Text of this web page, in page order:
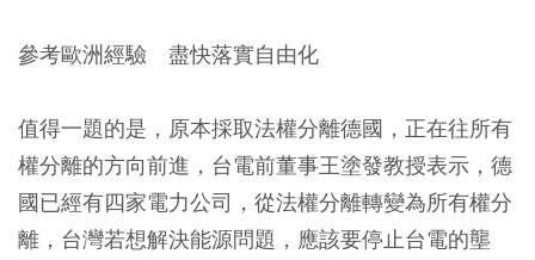
參考歐洲經驗 盡快落實自由化
值得一題的是，原本採取法權分離德國，正在往所有
權分離的方向前進，台電前董事王塗發教授表示，德
國已經有四家電力公司，從法權分離轉變為所有權分
離，台灣若想解決能源問題，應該要停止台電的壟